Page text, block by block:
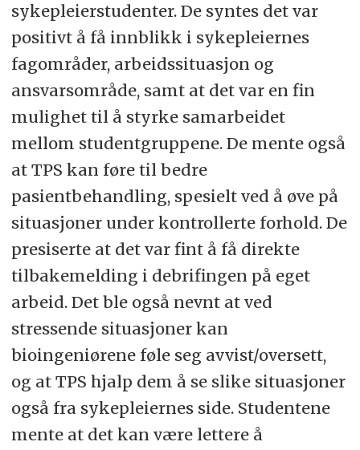
sykepleierstudenter. De syntes det var
positivt å få innblikk i sykepleiernes
fagområder, arbeidssituasjon og
ansvarsområde, samt at det var en fin
mulighet til å styrke samarbeidet
mellom studentgruppene. De mente også
at TPS kan føre til bedre
pasientbehandling, spesielt ved å øve på
situasjoner under kontrollerte forhold. De
presiserte at det var fint å få direkte
tilbakemelding i debrifingen på eget
arbeid. Det ble også nevnt at ved
stressende situasjoner kan
bioingeniørene føle seg avvist/oversett,
og at TPS hjalp dem å se slike situasjoner
også fra sykepleiernes side. Studentene
mente at det kan være lettere å